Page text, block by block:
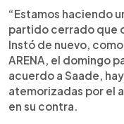
“Estamos haciendo
partido cerrado que
Instó de nuevo,
ARENA, el domingo
acuerdo a Saade,
atemorizadas por el
en su contra.